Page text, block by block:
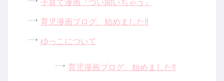
子育て漫画『つい聞いちゃう』
育児漫画ブログ、始めました‼
ゆっこについて
育児漫画ブログ、始めました‼